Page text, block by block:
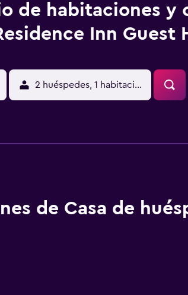
de habitaciones y
Inn Guest
2 huéspedes, 1 habitación
de Casa de